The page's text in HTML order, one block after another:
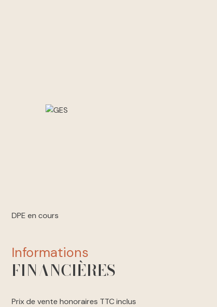
DPE en cours
informations
FINANCIÈRES
Prix de vente honoraires TTC inclus